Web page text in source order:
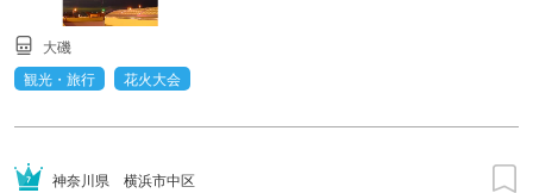
大磯
観光・旅行
花火大会
神奈川県 横浜市中区